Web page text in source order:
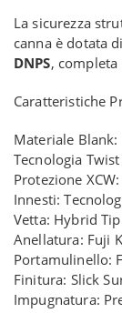
La sicurezza
canna è dotata
DNPS,
Caratteristiche
Materiale Blank:
Tecnologia
Protezione
Innesti:
Vetta: Hybrid
Anellatura: Fuji
Portamulinello:
Finitura: Slick
Impugnatura: